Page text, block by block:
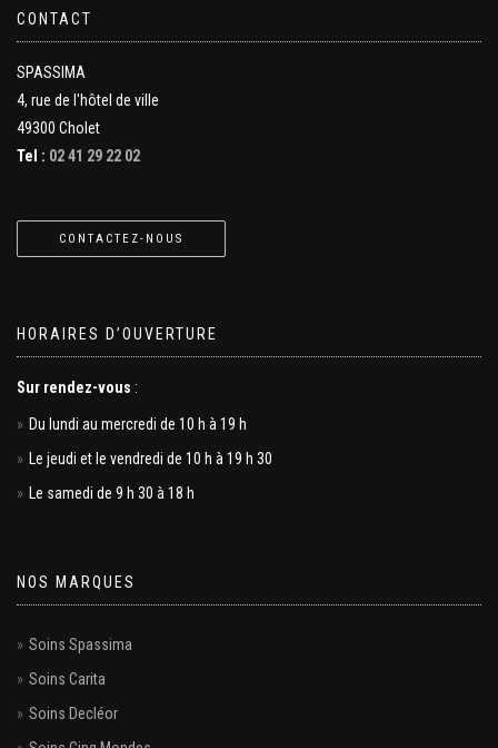
CONTACT
SPASSIMA
4, rue de l'hôtel de ville
49300 Cholet
Tel : 02 41 29 22 02
CONTACTEZ-NOUS
HORAIRES D’OUVERTURE
Sur rendez-vous :
Du lundi au mercredi de 10 h à 19 h
Le jeudi et le vendredi de 10 h à 19 h 30
Le samedi de 9 h 30 à 18 h
NOS MARQUES
Soins Spassima
Soins Carita
Soins Decléor